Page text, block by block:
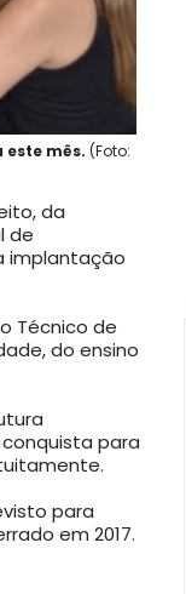
mês. (Foto:
da
de
implantação
Técnico de
do ensino
para
para
em 2017.